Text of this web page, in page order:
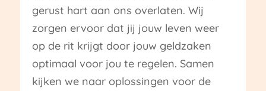
gerust hart aan ons overlaten. Wij
zorgen ervoor dat jij jouw leven weer
op de rit krijgt door jouw geldzaken
optimaal voor jou te regelen. Samen
kijken we naar oplossingen voor de